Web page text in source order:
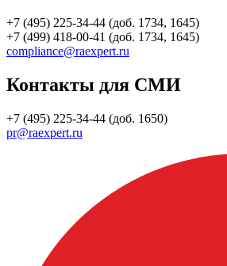
+7 (495) 225-34-44 (доб. 1734, 1645)
+7 (499) 418-00-41 (доб. 1734, 1645)
compliance@raexpert.ru
Контакты для СМИ
+7 (495) 225-34-44 (доб. 1650)
pr@raexpert.ru